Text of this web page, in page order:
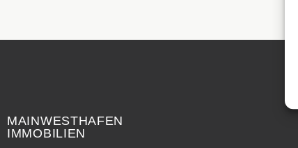
MAINWESTHAFEN
IMMOBILIEN